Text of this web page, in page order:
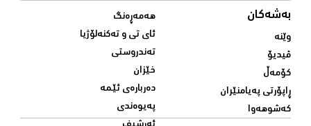
بەشەکان
وێنە
ڤیدیۆ
کۆمەڵ
ڕاپۆرتی پەیامنێران
کەشوهەوا
هەمەڕەنگ
ئای تی و تەکنەلۆژیا
تەندروستی
خێزان
دەربارەی ئێمە
پەیوەندی